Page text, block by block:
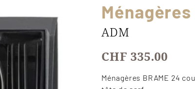
Ménagères
ADM
CHF 335.00
Ménagères BRAME 24